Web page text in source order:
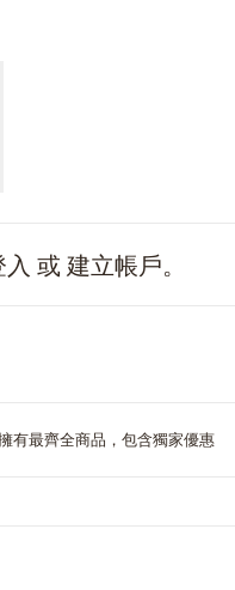
或 建立帳戶。
有最齊全商品，包含獨家優惠